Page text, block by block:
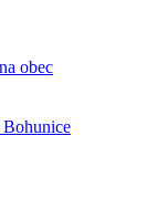
obec
Bohunice